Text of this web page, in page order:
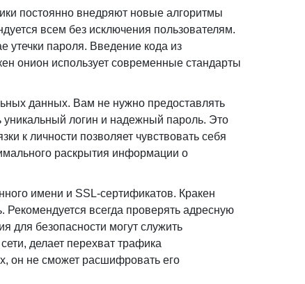
постоянно внедряют новые алгоритмы
всем без исключения пользователям.
утечки пароля. Введение кода из
онион использует современные стандарты
данных. Вам не нужно предоставлять
уникальный логин и надежный пароль. Это
к личности позволяет чувствовать себя
раскрытия информации о
имени и SSL-сертификатов. Кракен
всегда проверять адресную
для безопасности могут служить
делает перехват трафика
он не сможет расшифровать его